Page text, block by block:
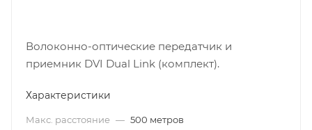
Волоконно-оптические передатчик и
приемник DVI Dual Link (комплект).
Характеристики
Макс. расстояние — 500 метров